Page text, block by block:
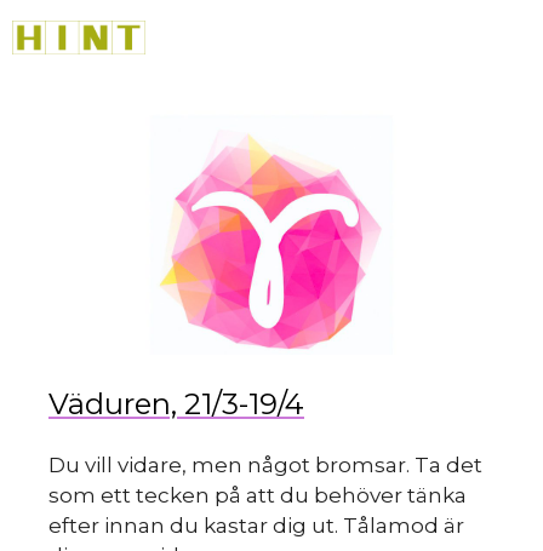
till
Väduren, 21/3-19/4
Du vill vidare, men något bromsar. Ta det
som ett tecken på att du behöver tänka
efter innan du kastar dig ut. Tålamod är